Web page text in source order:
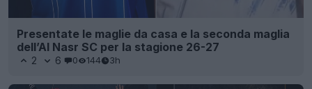
Presentate le maglie da casa e la seconda maglia
dell’Al Nasr SC per la stagione 26-27
2 6 0 144 3h